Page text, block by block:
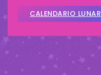
CALENDARIO LUNAR